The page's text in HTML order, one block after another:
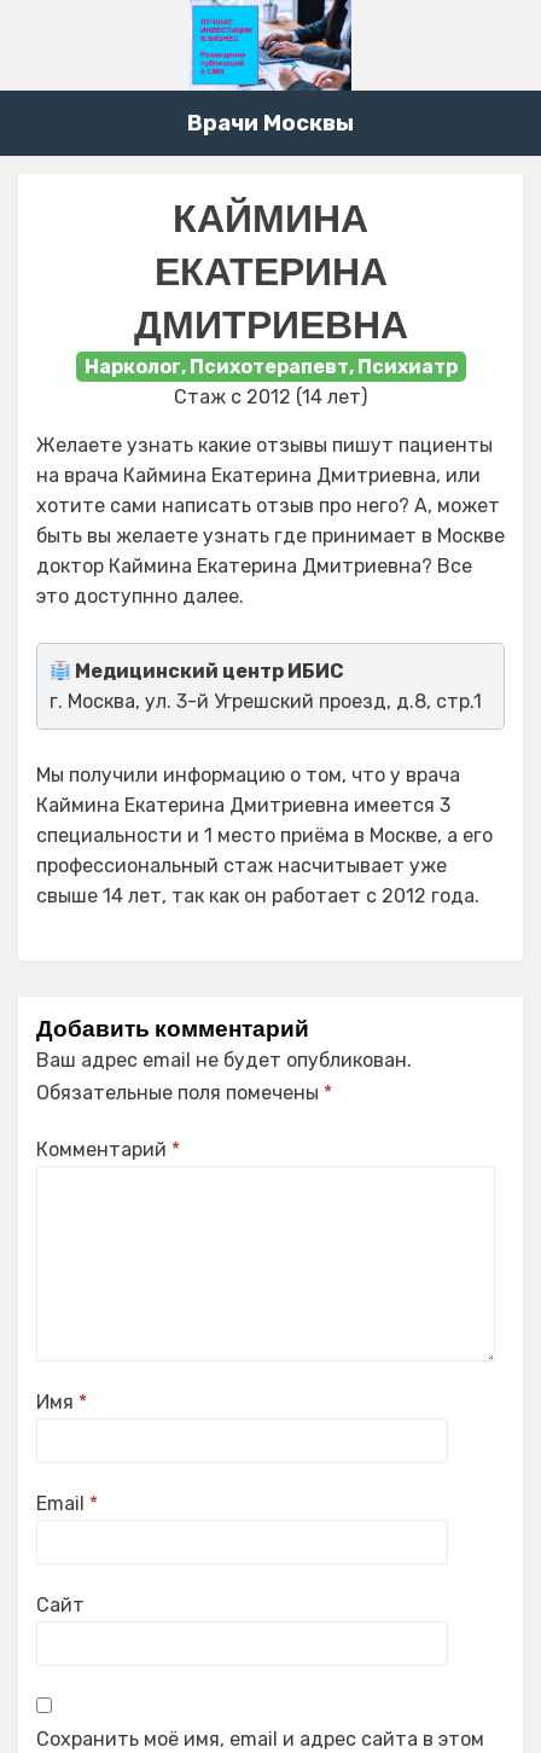
Врачи Москвы
КАЙМИНА
ЕКАТЕРИНА
ДМИТРИЕВНА
Нарколог, Психотерапевт, Психиатр
Стаж с 2012 (14 лет)
Желаете узнать какие отзывы пишут пациенты
на врача Каймина Екатерина Дмитриевна, или
хотите сами написать отзыв про него? А, может
быть вы желаете узнать где принимает в Москве
доктор Каймина Екатерина Дмитриевна? Все
это доступнно далее.
Медицинский центр ИБИС
г. Москва, ул. 3-й Угрешский проезд, д.8, стр.1
Мы получили информацию о том, что у врача
Каймина Екатерина Дмитриевна имеется 3
специальности и 1 место приёма в Москве, а его
профессиональный стаж насчитывает уже
свыше 14 лет, так как он работает с 2012 года.
Добавить комментарий
Ваш адрес email не будет опубликован.
Обязательные поля помечены *
Комментарий *
Имя *
Email *
Сайт
Сохранить моё имя, email и адрес сайта в этом